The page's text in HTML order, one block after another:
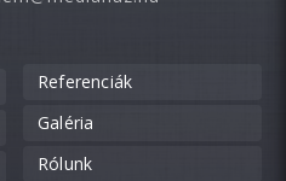
Referenciák
Galéria
Rólunk